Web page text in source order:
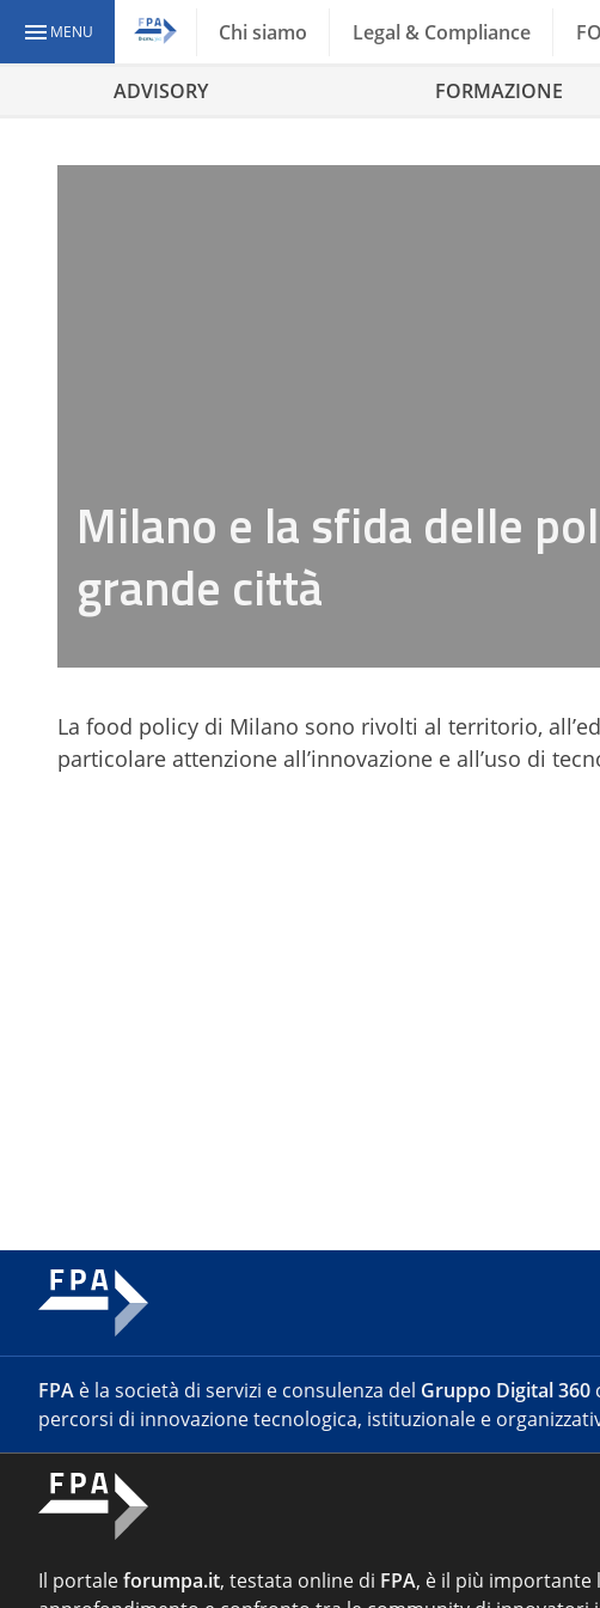
MENU Chi siamo Legal & Compliance
ADVISORY FORMAZIONE
Milano e la sfida delle
grande città
La food policy di Milano sono rivolti al territorio,
particolare attenzione all’innovazione e all’uso di
FPA è la società di servizi e consulenza del Gruppo Digital 360
percorsi di innovazione tecnologica, istituzionale e
Il portaleforumpa.it, testata online di FPA, è il più importante